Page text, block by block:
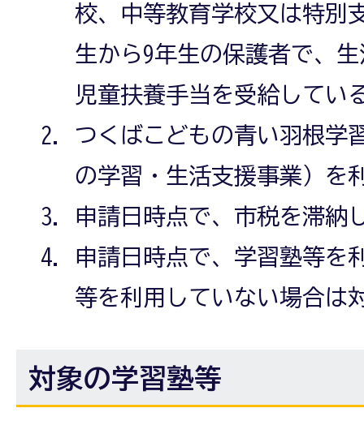
校、中等教育学校又は特別
生から9年生の保護者で、
児童扶養手当を受給してい
つくばこどもの青い羽根学
の学習・生活支援事業）を
申請日時点で、市税を滞納
申請日時点で、学習塾等を
等を利用していない場合は
対象の学習塾等